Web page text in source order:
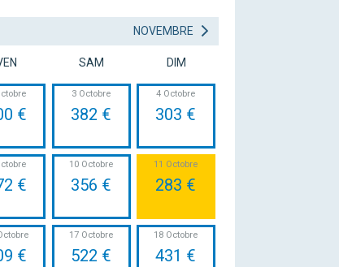
NOVEMBRE
SAM DIM
€
3 Octobre
382 €
4 Octobre
303 €
€
10 Octobre
356 €
11 Octobre
283 €
€
17 Octobre
522 €
18 Octobre
431 €